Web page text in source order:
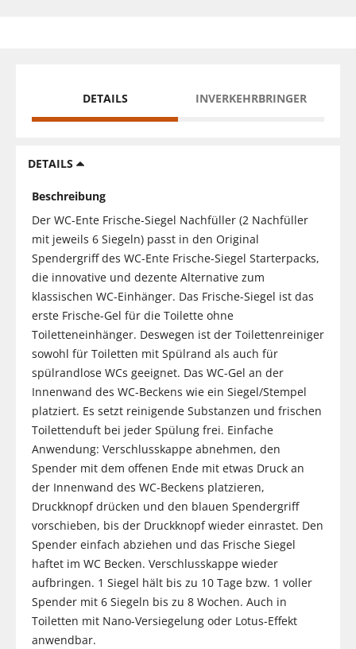
DETAILS INVERKEHRBRINGER
DETAILS
Beschreibung
Der WC-Ente Frische-Siegel Nachfüller (2 Nachfüller
mit jeweils 6 Siegeln) passt in den Original
Spendergriff des WC-Ente Frische-Siegel Starterpacks,
die innovative und dezente Alternative zum
klassischen WC-Einhänger. Das Frische-Siegel ist das
erste Frische-Gel für die Toilette ohne
Toiletteneinhänger. Deswegen ist der Toilettenreiniger
sowohl für Toiletten mit Spülrand als auch für
spülrandlose WCs geeignet. Das WC-Gel an der
Innenwand des WC-Beckens wie ein Siegel/Stempel
platziert. Es setzt reinigende Substanzen und frischen
Toilettenduft bei jeder Spülung frei. Einfache
Anwendung: Verschlusskappe abnehmen, den
Spender mit dem offenen Ende mit etwas Druck an
der Innenwand des WC-Beckens platzieren,
Druckknopf drücken und den blauen Spendergriff
vorschieben, bis der Druckknopf wieder einrastet. Den
Spender einfach abziehen und das Frische Siegel
haftet im WC Becken. Verschlusskappe wieder
aufbringen. 1 Siegel hält bis zu 10 Tage bzw. 1 voller
Spender mit 6 Siegeln bis zu 8 Wochen. Auch in
Toiletten mit Nano-Versiegelung oder Lotus-Effekt
anwendbar.